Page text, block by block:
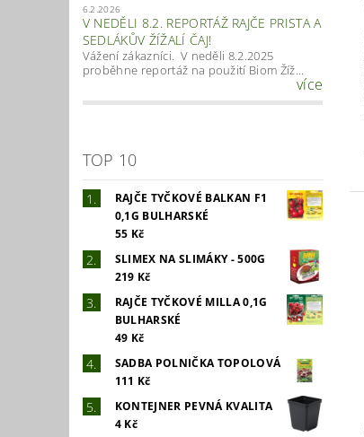
6.2.2026
V NEDĚLI 8.2. REPORTÁŽ RAJČE PRISTA A
SEDLÁKŮV ŽÍŽALÍ ČAJ!
Vážení zákazníci. V neděli 8.2.2025
proběhne reportáž na použití Biom Žíž...
více
TOP 10
RAJČE TYČKOVÉ BALKAN F1
0,1G BULHARSKÉ
55 Kč
SLIMEX NA SLIMÁKY - 500G
219 Kč
RAJČE TYČKOVÉ MILLA 0,1G
BULHARSKÉ
49 Kč
SADBA POLNIČKA TOPOLOVÁ
111 Kč
KONTEJNER PEVNÁ KVALITA
4 Kč